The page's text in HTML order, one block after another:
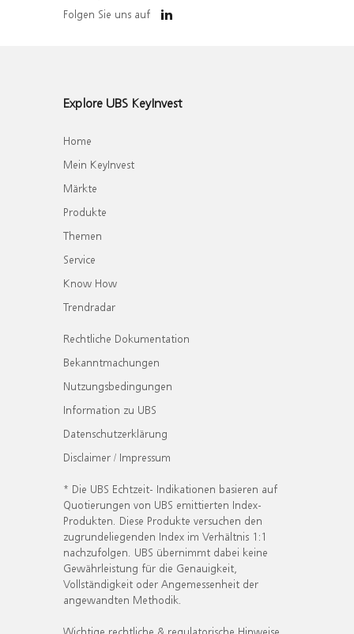
Folgen Sie uns auf
Explore UBS KeyInvest
Home
Mein KeyInvest
Märkte
Produkte
Themen
Service
Know How
Trendradar
Rechtliche Dokumentation
Bekanntmachungen
Nutzungsbedingungen
Information zu UBS
Datenschutzerklärung
Disclaimer / Impressum
* Die UBS Echtzeit- Indikationen basieren auf
Quotierungen von UBS emittierten Index-
Produkten. Diese Produkte versuchen den
zugrundeliegenden Index im Verhältnis 1:1
nachzufolgen. UBS übernimmt dabei keine
Gewährleistung für die Genauigkeit,
Vollständigkeit oder Angemessenheit der
angewandten Methodik.